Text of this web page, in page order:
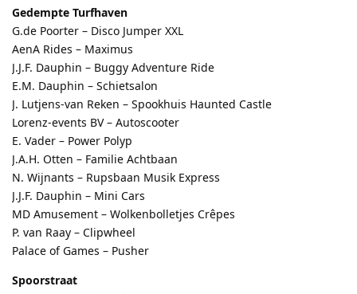
Gedempte Turfhaven
G.de Poorter – Disco Jumper XXL
AenA Rides – Maximus
J.J.F. Dauphin – Buggy Adventure Ride
E.M. Dauphin – Schietsalon
J. Lutjens-van Reken – Spookhuis Haunted Castle
Lorenz-events BV – Autoscooter
E. Vader – Power Polyp
J.A.H. Otten – Familie Achtbaan
N. Wijnants – Rupsbaan Musik Express
J.J.F. Dauphin – Mini Cars
MD Amusement – Wolkenbolletjes Crêpes
P. van Raay – Clipwheel
Palace of Games – Pusher
Spoorstraat